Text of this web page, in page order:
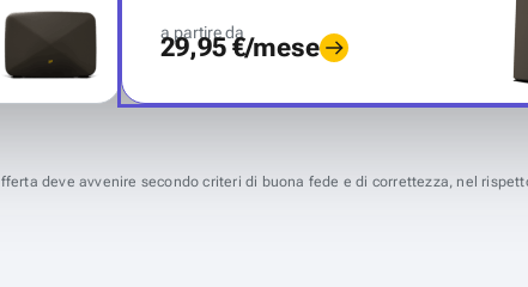
a partire da
29,95 €/mese
deve avvenire secondo criteri di buona fede e di correttezza, nel